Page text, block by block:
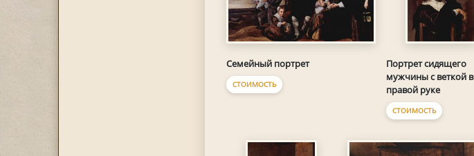
Семейный портрет
СТОИМОСТЬ
Портрет сидящего
мужчины с веткой в
правой руке
СТОИМОСТЬ